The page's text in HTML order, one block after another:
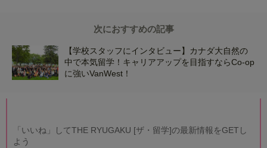
次におすすめの記事
【学校スタッフにインタビュー】カナダ大自然の
中で本気留学！キャリアアップを目指すならCo-op
に強いVanWest！
「いいね」してTHE RYUGAKU [ザ・留学]の最新情報をGETし
よう